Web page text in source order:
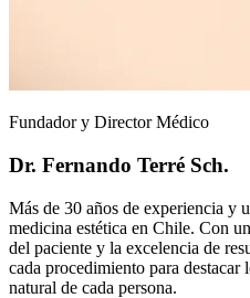
Fundador y Director Médico
Dr. Fernando Terré Sch.
Más de 30 años de experiencia y
medicina estética en Chile. Con
del paciente y la excelencia de
cada procedimiento para destacar
natural de cada persona.